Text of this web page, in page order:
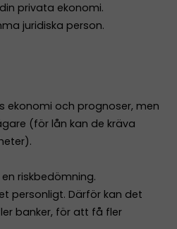
privata ekonomi.
juridiska person.
ekonomi och prognoser, men
(för lån kan de kräva
riskbedömning.
personligt. Därför kan det
banker, för att få fler